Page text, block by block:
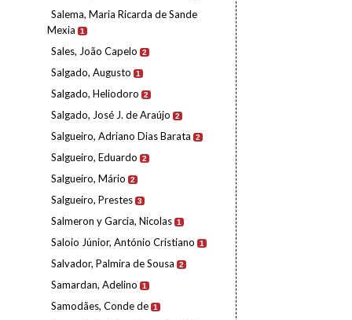
Salema, Maria Ricarda de Sande
Mexia
1
Sales, João Capelo 2
Salgado, Augusto 1
Salgado, Heliodoro 2
Salgado, José J. de Araújo 2
Salgueiro, Adriano Dias Barata 2
Salgueiro, Eduardo 2
Salgueiro, Mário 2
Salgueiro, Prestes 3
Salmeron y Garcia, Nicolas 1
Saloio Júnior, António Cristiano 1
Salvador, Palmira de Sousa 2
Samardan, Adelino 1
Samodães, Conde de 1